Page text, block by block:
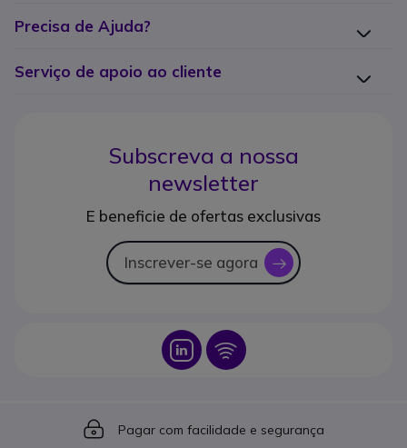
Precisa de Ajuda?
Serviço de apoio ao cliente
Subscreva a nossa
newsletter
E beneficie de ofertas exclusivas
Inscrever-se agora icon
Icon Icon
Icon
Pagar com facilidade e segurança